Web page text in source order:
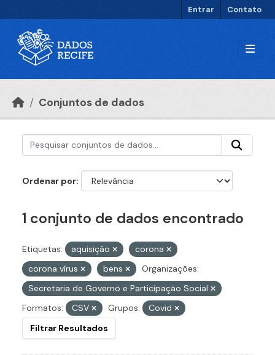
Entrar Contato
Conjuntos de dados
Ordenar por
1 conjunto de dados encontrado
Etiquetas: aquisição
corona
corona vírus
bens
Organizações:
Secretaria de Governo e Participação Social
Formatos:
CSV Grupos:
Covid
Filtrar Resultados